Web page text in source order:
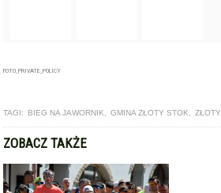
FOTO_PRIVATE_POLICY
TAGI: BIEG NA JAWORNIK GMINA ZŁOTY STOK
ZOBACZ TAKŻE